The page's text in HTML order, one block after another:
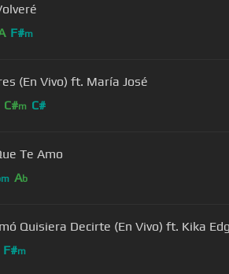
F#m
(En Vivo) ft. María José
C#m C#
Te Amo
Ab
Quisiera Decirte (En Vivo) ft. Kika
F#m